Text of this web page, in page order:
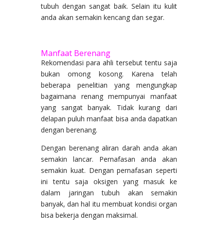
tubuh dengan sangat baik. Selain itu kulit
anda akan semakin kencang dan segar.
Manfaat Berenang
Rekomendasi para ahli tersebut tentu saja
bukan omong kosong. Karena telah
beberapa penelitian yang mengungkap
bagaimana renang mempunyai manfaat
yang sangat banyak. Tidak kurang dari
delapan puluh manfaat bisa anda dapatkan
dengan berenang.
Dengan berenang aliran darah anda akan
semakin lancar. Pernafasan anda akan
semakin kuat. Dengan pernafasan seperti
ini tentu saja oksigen yang masuk ke
dalam jaringan tubuh akan semakin
banyak, dan hal itu membuat kondisi organ
bisa bekerja dengan maksimal.